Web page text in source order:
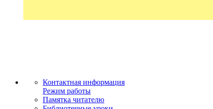
Контактная информация
Режим работы
Памятка читателю